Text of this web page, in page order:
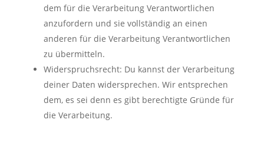
dem für die Verarbeitung Verantwortlichen
anzufordern und sie vollständig an einen
anderen für die Verarbeitung Verantwortlichen
zu übermitteln.
Widerspruchsrecht: Du kannst der Verarbeitung
deiner Daten widersprechen. Wir entsprechen
dem, es sei denn es gibt berechtigte Gründe für
die Verarbeitung.